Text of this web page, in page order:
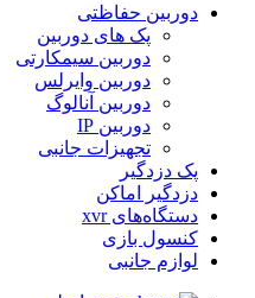
دوربین حفاظتی
پک های دوربین
دوربین سیمکارتی
دوربین وایرلس
دوربین آنالوگ
دوربین IP
تجهیزات جانبی
پک دزدگیر
دزدگیر اماکن
دستگاه‌های xvr
کنسول بازی
لوازم جانبی